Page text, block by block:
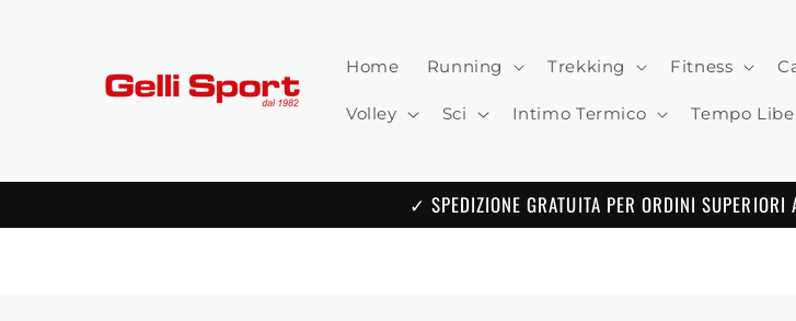
Home Running Trekking Fitness
Volley Sci Intimo Termico Tempo
✓ SPEDIZIONE GRATUITA PER ORDINI